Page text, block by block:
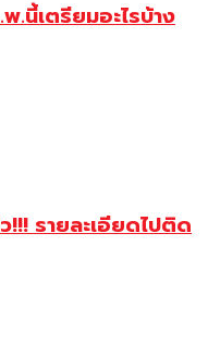
.นี้เตรียมอะไรบ้าง
!!! รายละเอียดไปติด